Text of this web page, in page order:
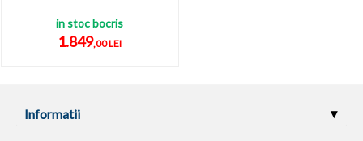
in stoc bocris
1.849,00 LEI
Informatii